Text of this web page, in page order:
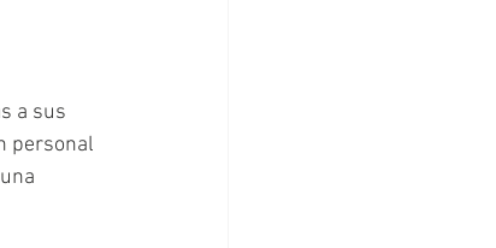
a sus
personal